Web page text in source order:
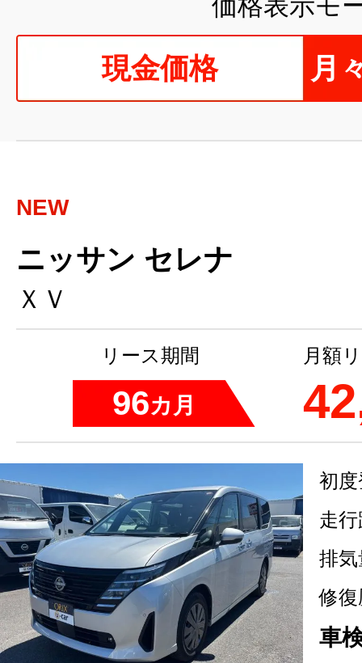
現金価格 月
NEW
ニッサン セレナ
ＸＶ
リース期間
96カ月
月額
初
走
排気
修復
車